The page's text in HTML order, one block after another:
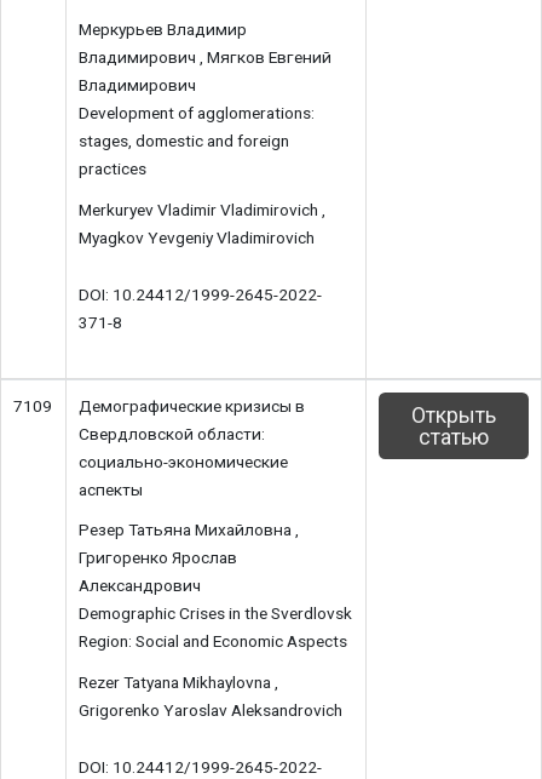
Меркурьев Владимир
Владимирович , Мягков Евгений
Владимирович
Development of agglomerations:
stages, domestic and foreign
practices
Merkuryev Vladimir Vladimirovich ,
Myagkov Yevgeniy Vladimirovich
DOI: 10.24412/1999-2645-2022-
371-8
7109
Демографические кризисы в
Свердловской области:
социально-экономические
аспекты
Резер Татьяна Михайловна ,
Григоренко Ярослав
Александрович
Demographic Crises in the Sverdlovsk
Region: Social and Economic Aspects
Rezer Tatyana Mikhaylovna ,
Grigorenko Yaroslav Aleksandrovich
DOI: 10.24412/1999-2645-2022-
Открыть
статью